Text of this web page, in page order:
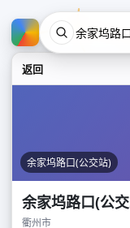
返回
余家坞路口(公交站)
余家坞路口(公
衢州市